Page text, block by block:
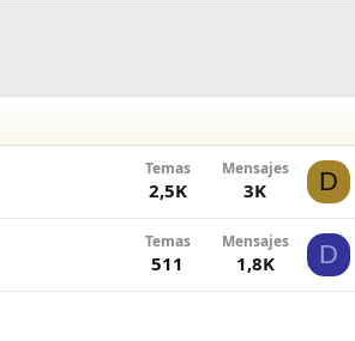
Temas
2,5K
Mensajes
3K D
Temas
511
Mensajes
1,8K D